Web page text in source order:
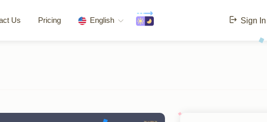
Us Pricing English Sign In